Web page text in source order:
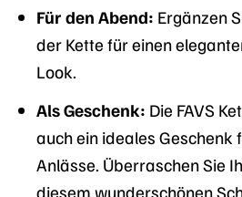
Für den Abend: Ergänzen
der Kette für einen
Look.
Als Geschenk: Die FAVS
auch ein ideales Geschenk
Anlässe. Überraschen Sie
diesem wunderschönen